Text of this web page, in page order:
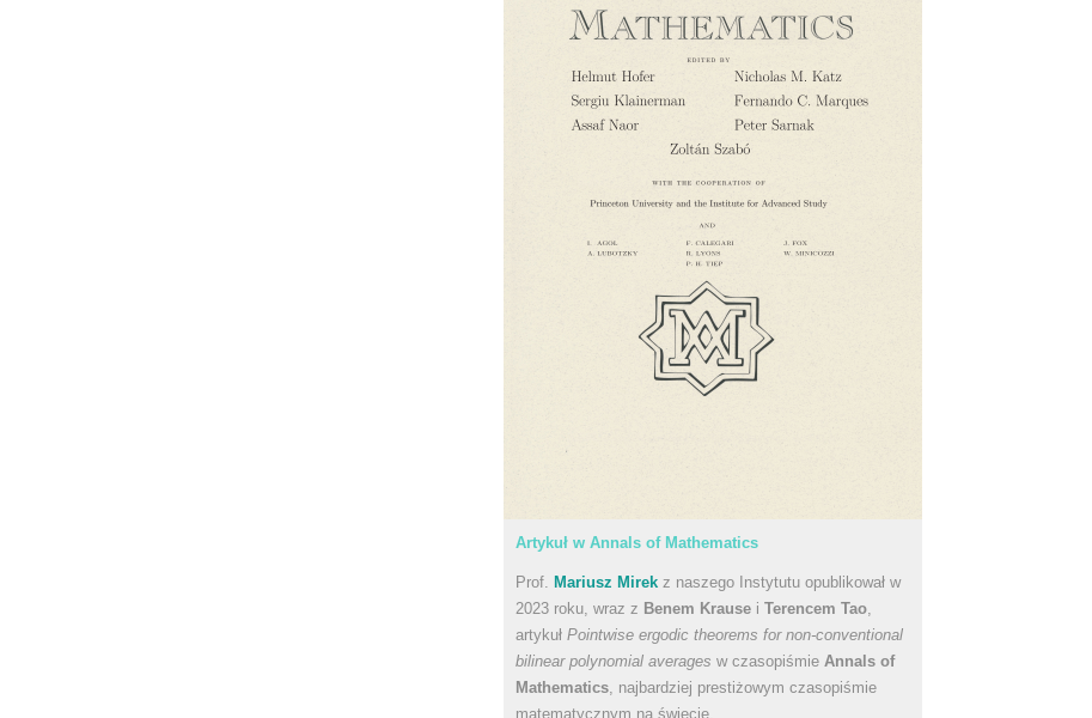
Artykuł w Annals of Mathematics
Prof. Mariusz Mirek z naszego Instytutu opublikował w
2023 roku, wraz z Benem Krause i Terencem Tao
artykuł Pointwise ergodic theorems for non-conventional
bilinear polynomial averages w czasopiśmie Annals of
Mathematics , najbardziej prestiżowym czasopiśmie
matematycznym na świecie.